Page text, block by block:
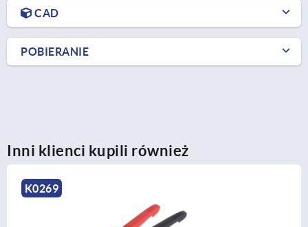
CAD
POBIERANIE
Inni klienci kupili również
K0269